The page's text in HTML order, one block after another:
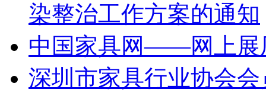
染整治工作方案的通知
中国家具网——网上展
深圳市家具行业协会